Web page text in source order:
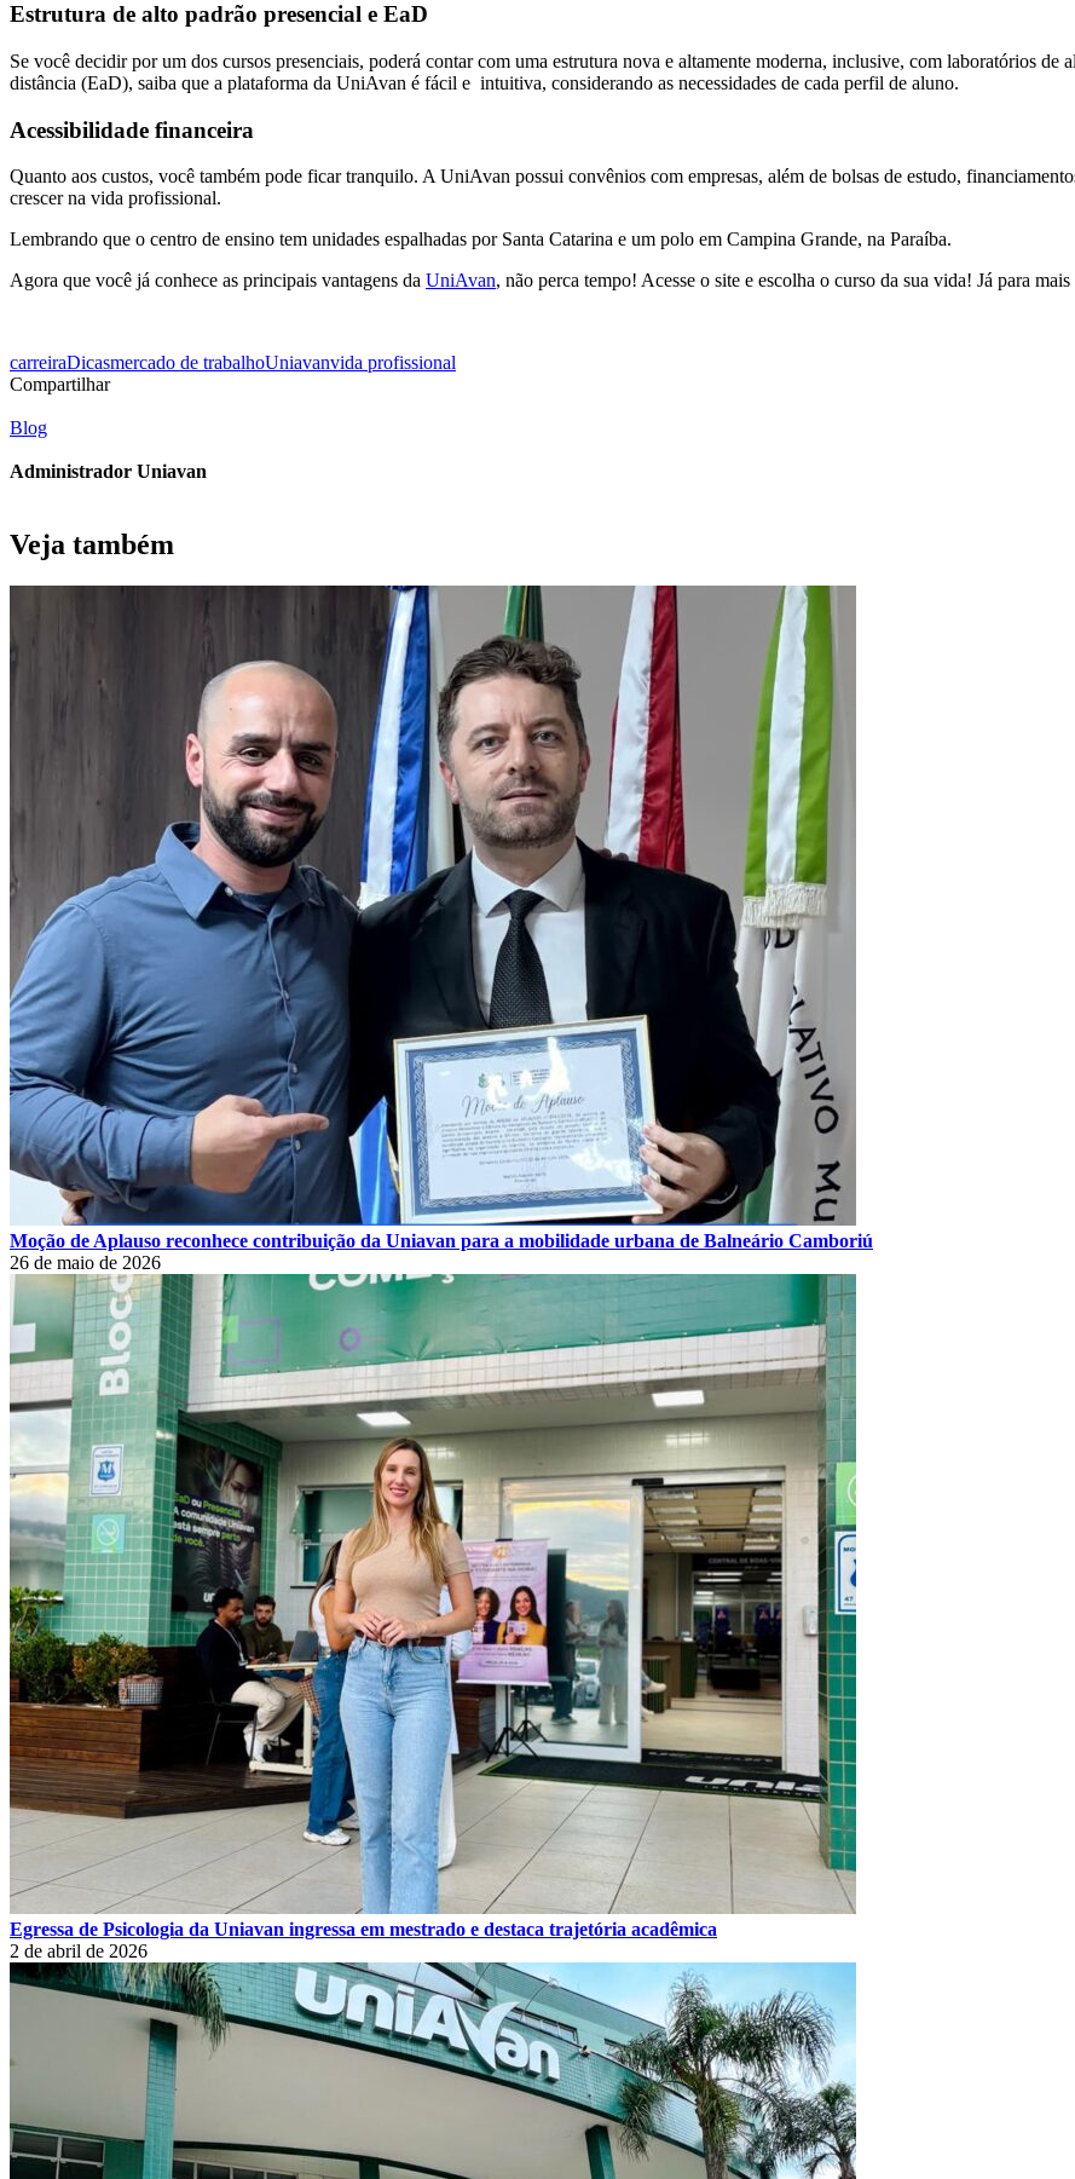
Estrutura de alto padrão presencial e EaD
Se você decidir por um dos cursos presenciais, poderá contar com uma estrutura nova e altamente moderna, inclusive, com laboratórios de
distância (EaD), saiba que a plataforma da UniAvan é fácil e intuitiva, considerando as necessidades de cada perfil de aluno.
Acessibilidade financeira
Quanto aos custos, você também pode ficar tranquilo. A UniAvan possui convênios com empresas, além de bolsas de estudo,
crescer na vida profissional.
Lembrando que o centro de ensino tem unidades espalhadas por Santa Catarina e um polo em Campina Grande, na Paraíba.
Agora que você já conhece as principais vantagens da UniAvan, não perca tempo! Acesse o site e escolha o curso da sua vida! Já para
carreiraDicasmercado de trabalhoUniavanvida profissional
Compartilhar
Blog
Administrador Uniavan
Veja também
Moção de Aplauso reconhece contribuição da Uniavan para a mobilidade urbana de Balneário Camboriú
26 de maio de 2026
Egressa de Psicologia da Uniavan ingressa em mestrado e destaca trajetória acadêmica
2 de abril de 2026